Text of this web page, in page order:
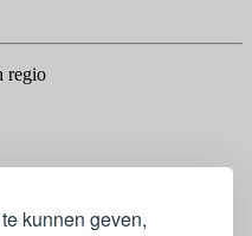
kunnen geven,
regio